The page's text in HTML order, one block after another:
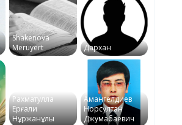
Shakenova
Meruyert
Дархан
Рахматулла
Ерғали
Нұржанұлы
Амангелдиев
Норсултан
Джумабаевич